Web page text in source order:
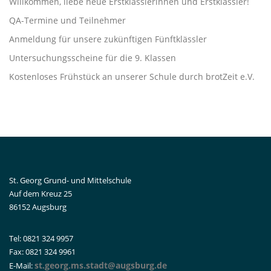
QA-Termine und Teilnehmer
Anmeldung für unsere zukünftigen Fünftklässler
Untersuchungsscheine für die 9. Klassen
Kostenloses Frühstück an unserer Schule durch brotZeit e.V.
St. Georg Grund- und Mittelschule
Auf dem Kreuz 25
86152 Augsburg
Tel: 0821 324 9957
Fax: 0821 324 9961
E-Mail:st.georg.ms.stadt@augsburg.de